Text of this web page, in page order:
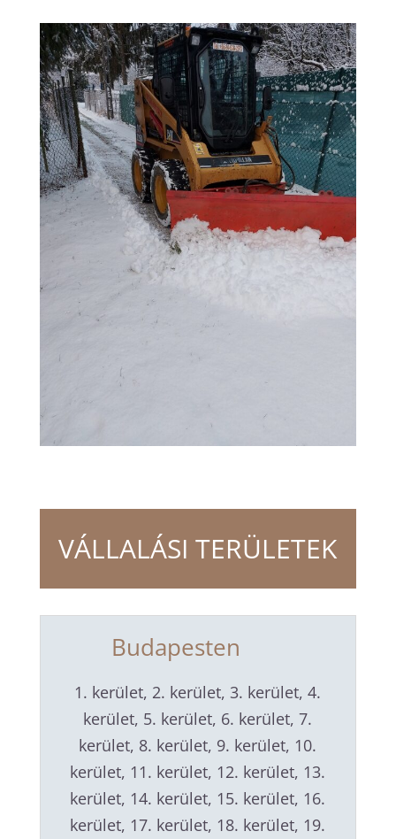
VÁLLALÁSI TERÜLETEK
Budapesten
1. kerület, 2. kerület, 3. kerület, 4.
kerület, 5. kerület, 6. kerület, 7.
kerület, 8. kerület, 9. kerület, 10.
kerület, 11. kerület, 12. kerület, 13.
kerület, 14. kerület, 15. kerület, 16.
kerület, 17. kerület, 18. kerület, 19.